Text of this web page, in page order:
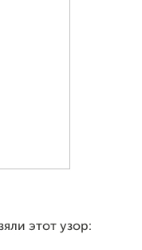
узор: